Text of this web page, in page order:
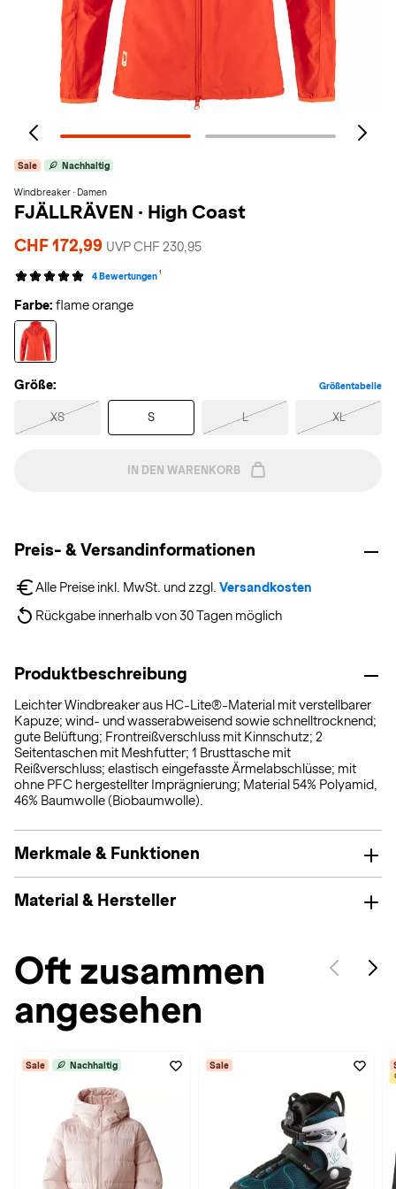
Sale Nachhaltig
Windbreaker · Damen
FJÄLLRÄVEN · High Coast
CHF 172,99 UVP CHF 230,95
4 Bewertungen 1
Farbe: flame orange
Größe: Größentabelle
XS S L XL
IN DEN WARENKORB
Preis- & Versandinformationen
Alle Preise inkl. MwSt. und zzgl. Versandkosten
Rückgabe innerhalb von 30 Tagen möglich
Produktbeschreibung
Leichter Windbreaker aus HC-Lite®-Material mit verstellbarer
Kapuze; wind- und wasserabweisend sowie schnelltrocknend;
gute Belüftung; Frontreißverschluss mit Kinnschutz; 2
Seitentaschen mit Meshfutter; 1 Brusttasche mit
Reißverschluss; elastisch eingefasste Ärmelabschlüsse; mit
ohne PFC hergestellter Imprägnierung; Material 54% Polyamid,
46% Baumwolle (Biobaumwolle).
Merkmale & Funktionen
Material & Hersteller
Oft zusammen
angesehen
Sale Nachhaltig Sale